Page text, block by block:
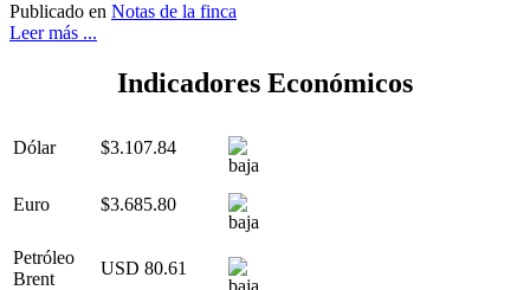
Publicado en Notas de la finca
Leer más ...
Indicadores Económicos
Dólar $3.107.84
Euro $3.685.80
Petróleo
Brent
USD 80.61